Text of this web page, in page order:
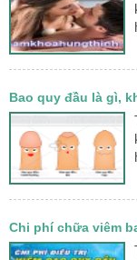
Bao quy đầu là gì,
Chi phí chữa viêm